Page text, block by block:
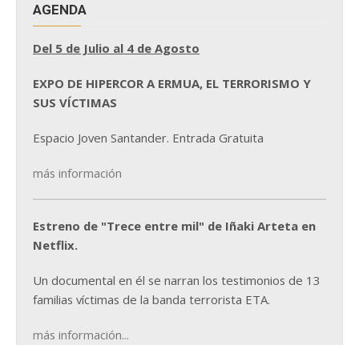
AGENDA
Del 5 de Julio al 4 de Agosto
EXPO DE HIPERCOR A ERMUA, EL TERRORISMO Y
SUS VÍCTIMAS
Espacio Joven Santander. Entrada Gratuita
más información
Estreno de "Trece entre mil" de Iñaki Arteta en
Netflix.
Un documental en él se narran los testimonios de 13
familias víctimas de la banda terrorista ETA.
más información...